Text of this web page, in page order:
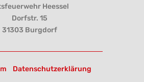
Heessel
Dorfstr. 15
31303 Burgdorf
Datenschutzerklärung